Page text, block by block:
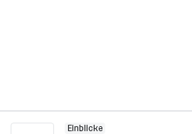
Einblicke